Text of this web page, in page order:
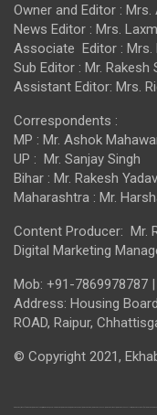
Owner and Editor :
News Editor : Mrs.
Associate Editor : Mrs.
Sub Editor : Mr. Rakesh
Assistant Editor: Mrs.
Correspondents :
MP : Mr. Ashok
UP : Mr. Sanjay Singh
Bihar : Mr. Rakesh Yadav
Maharashtra : Mr.
Content Producer: Mr.
Digital Marketing
Mob: +91-7869978787
Address: Housing
ROAD, Raipur,
© Copyright 2021,